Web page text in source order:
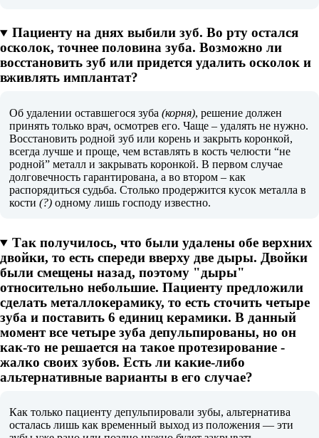
Пациенту на днях выбили зуб. Во рту остался
осколок, точнее половина зуба. Возможно ли
восстановить зуб или придется удалить осколок и
вживлять имплантат?
Об удалении оставшегося зуба(корня), решение должен
принять только врач, осмотрев его. Чаще – удалять не нужно.
Восстановить родной зуб или корень и закрыть коронкой,
всегда лучше и проще, чем вставлять в кость челюсти “не
родной” металл и закрывать коронкой. В первом случае
долговечность гарантирована, а во втором – как
распорядиться судьба. Столько продержится кусок металла в
кости(?) одному лишь господу известно.
Так получилось, что были удалены обе верхних
двойки, то есть спереди вверху две дыры. Двойки
были смещены назад, поэтому "дыры"
относительно небольшие. Пациенту предложили
сделать металлокерамику, то есть сточить четыре
зуба и поставить 6 единиц керамики. В данный
момент все четыре зуба депульпированы, но он
как-то не решается на такое протезирование -
жалко своих зубов. Есть ли какие-либо
альтернативные варианты в его случае?
Как только пациенту депульпировали зубы, альтернатива
осталась лишь как временный выход из положения — эти